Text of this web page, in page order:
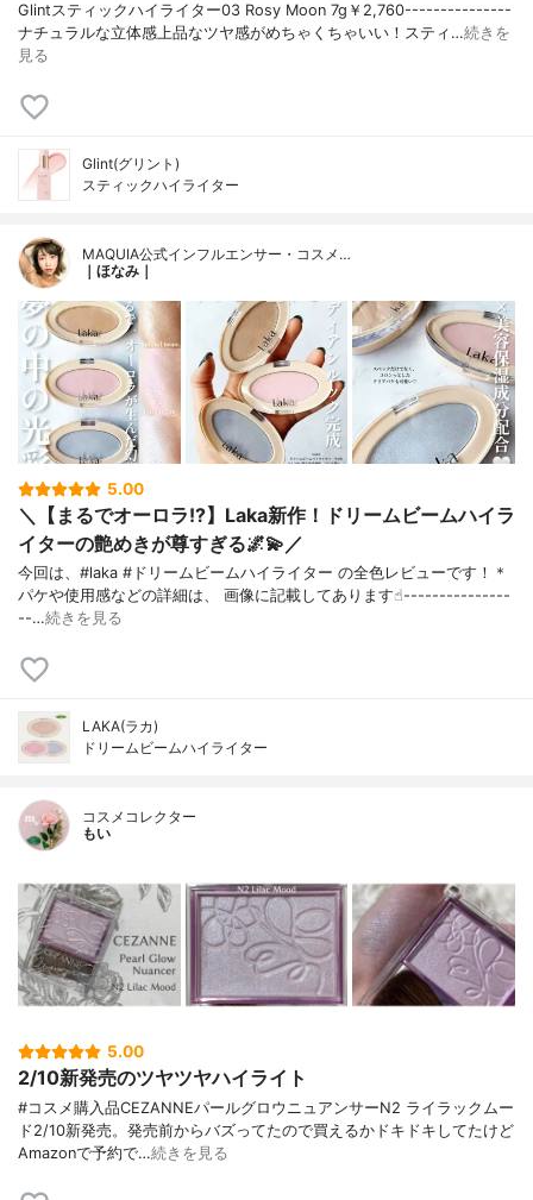
Glintスティックハイライター03 Rosy Moon 7g￥2,760---------------
ナチュラルな立体感上品なツヤ感がめちゃくちゃいい！スティ…続きを
見る
Glint(グリント)
スティックハイライター
MAQUIA公式インフルエンサー・コスメ…
｜ほなみ｜
5.00
＼【まるでオーロラ!?】Laka新作！ドリームビームハイラ
イターの艶めきが尊すぎる🌌💫／
今回は、#laka #ドリームビームハイライター の全色レビューです！＊
パケや使用感などの詳細は、 画像に記載してあります☝︎---------------
--…続きを見る
LAKA(ラカ)
ドリームビームハイライター
コスメコレクター
もい
5.00
2/10新発売のツヤツヤハイライト
#コスメ購入品CEZANNEパールグロウニュアンサーN2 ライラックムー
ド2/10新発売。発売前からバズってたので買えるかドキドキしてたけど
Amazonで予約で…続きを見る